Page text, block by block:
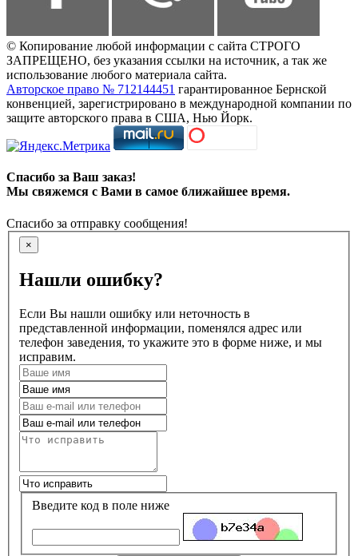
© Копирование любой информации с сайта СТРОГО
ЗАПРЕЩЕНО, без указания ссылки на источник, а так же
использование любого материала сайта.
Авторское право № 712144451 гарантированное Бернской
конвенцией, зарегистрировано в международной компании по
защите авторского права в США, Нью Йорк.
Спасибо за Ваш заказ!
Мы свяжемся с Вами в самое ближайшее время.
Спасибо за отправку сообщения!
×
Нашли ошибку?
Если Вы нашли ошибку или неточность в
представленной информации, поменялся адрес или
телефон заведения, то укажите это в форме ниже, и мы
исправим.
Введите код в поле ниже